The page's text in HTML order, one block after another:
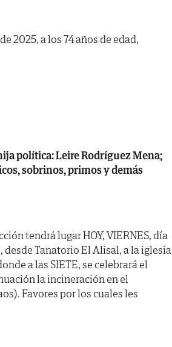
2025, a los 74 años de edad,
política: Leire Rodríguez Mena;
sobrinos, primos y demás
tendrá lugar HOY, VIERNES, día
desde Tanatorio El Alisal, a la iglesia
a las SIETE, se celebrará el
la incineración en el
Favores por los cuales les